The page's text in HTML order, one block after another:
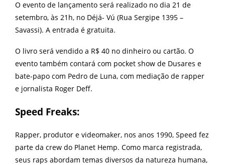
O evento de lançamento será realizado no dia 21 de
setembro, às 21h, no Déjá- Vú (Rua Sergipe 1395 –
Savassi). A entrada é gratuita.
O livro será vendido a R$ 40 no dinheiro ou cartão. O
evento também contará com pocket show de Dusares e
bate-papo com Pedro de Luna, com mediação de rapper
e jornalista Roger Deff.
Speed Freaks:
Rapper, produtor e videomaker, nos anos 1990, Speed fez
parte da crew do Planet Hemp. Como marca registrada,
seus raps abordam temas diversos da natureza humana,